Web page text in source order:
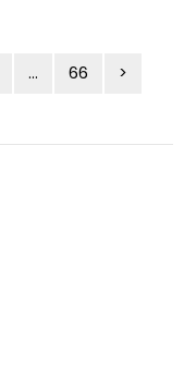
... 66 >